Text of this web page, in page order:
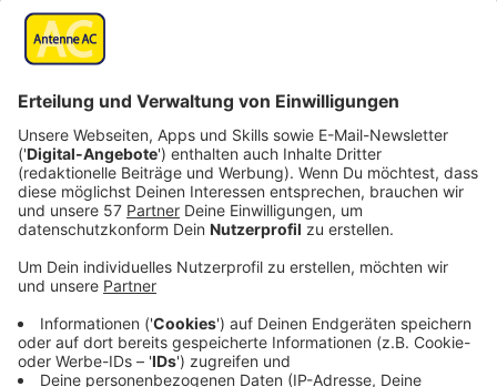
Sturmböen von über 90 Kilometern pro Stunde.
Feuerwehr und Stadtbetriebe mussten immer wieder
der Fahrbahn. Allein im Aachener Stadtgebiet musste
die Feuerwehr 54 Mal wegen umgestürzter Bäume und
ähnlichem ausrücken.
gewesen- und auch im Aachener Norden gab es viele
Friede, wo eine Weide kurzfristig gefällt werden
musste(Foto unten).